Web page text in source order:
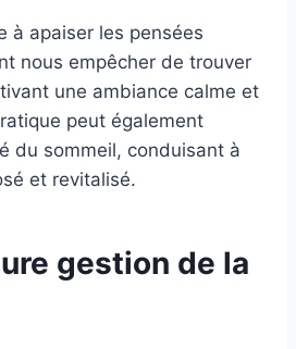
à apaiser les pensées
nous empêcher de trouver
une ambiance calme et
peut également
du sommeil, conduisant à
et revitalisé.
gestion de la